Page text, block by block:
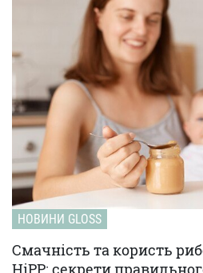
НОВИНИ GLOSS
Смачність та користь
HiPP: секрети